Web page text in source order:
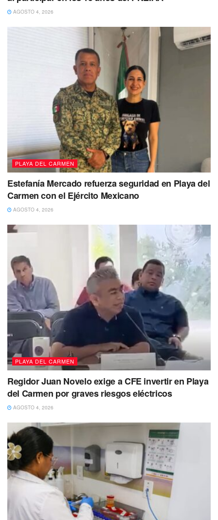
taxistas
AGOSTO 4, 2026
PLAYA DEL CARMEN
Estefanía Mercado refuerza seguridad en Playa del
Carmen con el Ejército Mexicano
AGOSTO 4, 2026
PLAYA DEL CARMEN
Regidor Juan Novelo exige a CFE invertir en Playa
del Carmen por graves riesgos eléctricos
AGOSTO 4, 2026